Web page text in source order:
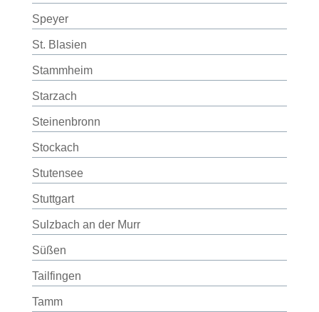
Speyer
St. Blasien
Stammheim
Starzach
Steinenbronn
Stockach
Stutensee
Stuttgart
Sulzbach an der Murr
Süßen
Tailfingen
Tamm